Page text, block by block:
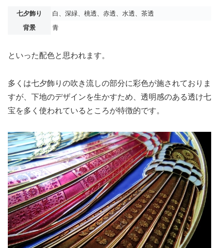
七夕飾り
白、深緑、桃透、赤透、水透、茶透
背景
青
といった配色と思われます。
多くは七夕飾りの吹き流しの部分に彩色が施されておりま
すが、下地のデザインを生かすため、透明感のある透け七
宝を多く使われているところが特徴的です。